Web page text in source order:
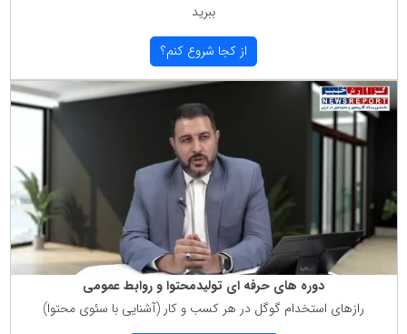
ببرید
از كجا شروع كنم؟
دوره های حرفه ای تولیدمحتوا و روابط عمومی
رازهای استخدام گوگل در هر كسب و كار (آشنایی با سئوی محتوا)